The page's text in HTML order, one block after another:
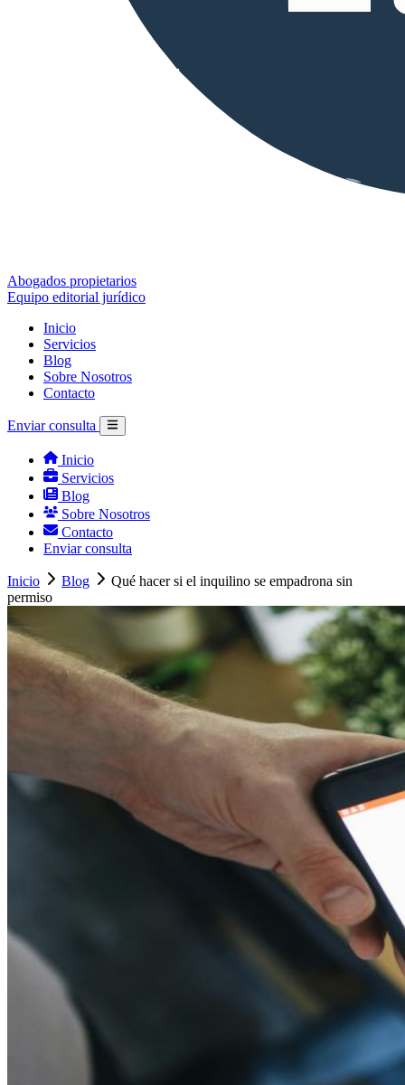
Abogados propietarios
Equipo editorial jurídico
Inicio
Servicios
Blog
Sobre Nosotros
Contacto
Enviar consulta
Inicio
Servicios
Blog
Sobre Nosotros
Contacto
Enviar consulta
Inicio Blog
Qué hacer si el inquilino se empadrona sin
permiso